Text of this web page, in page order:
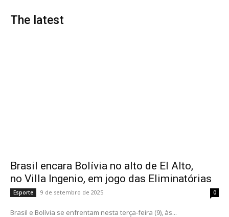
The latest
Brasil encara Bolívia no alto de El Alto,
no Villa Ingenio, em jogo das Eliminatórias
Esporte 9 de setembro de 2025 0
Brasil e Bolívia se enfrentam nesta terça-feira (9), às...